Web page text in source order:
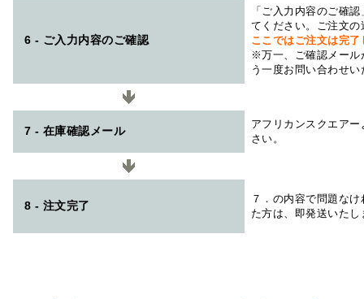
6 - ご入力内容のご確認
「ご入力内容のご確
てください。ご注文
ここではご注文は完
※万一、ご確認メール
う一度お問い合わせ
7 - 在庫確認メール
アフリカンスクエアー
さい。
8 - 注文完了
７．の内容で問題な
た方は、即発送いたし